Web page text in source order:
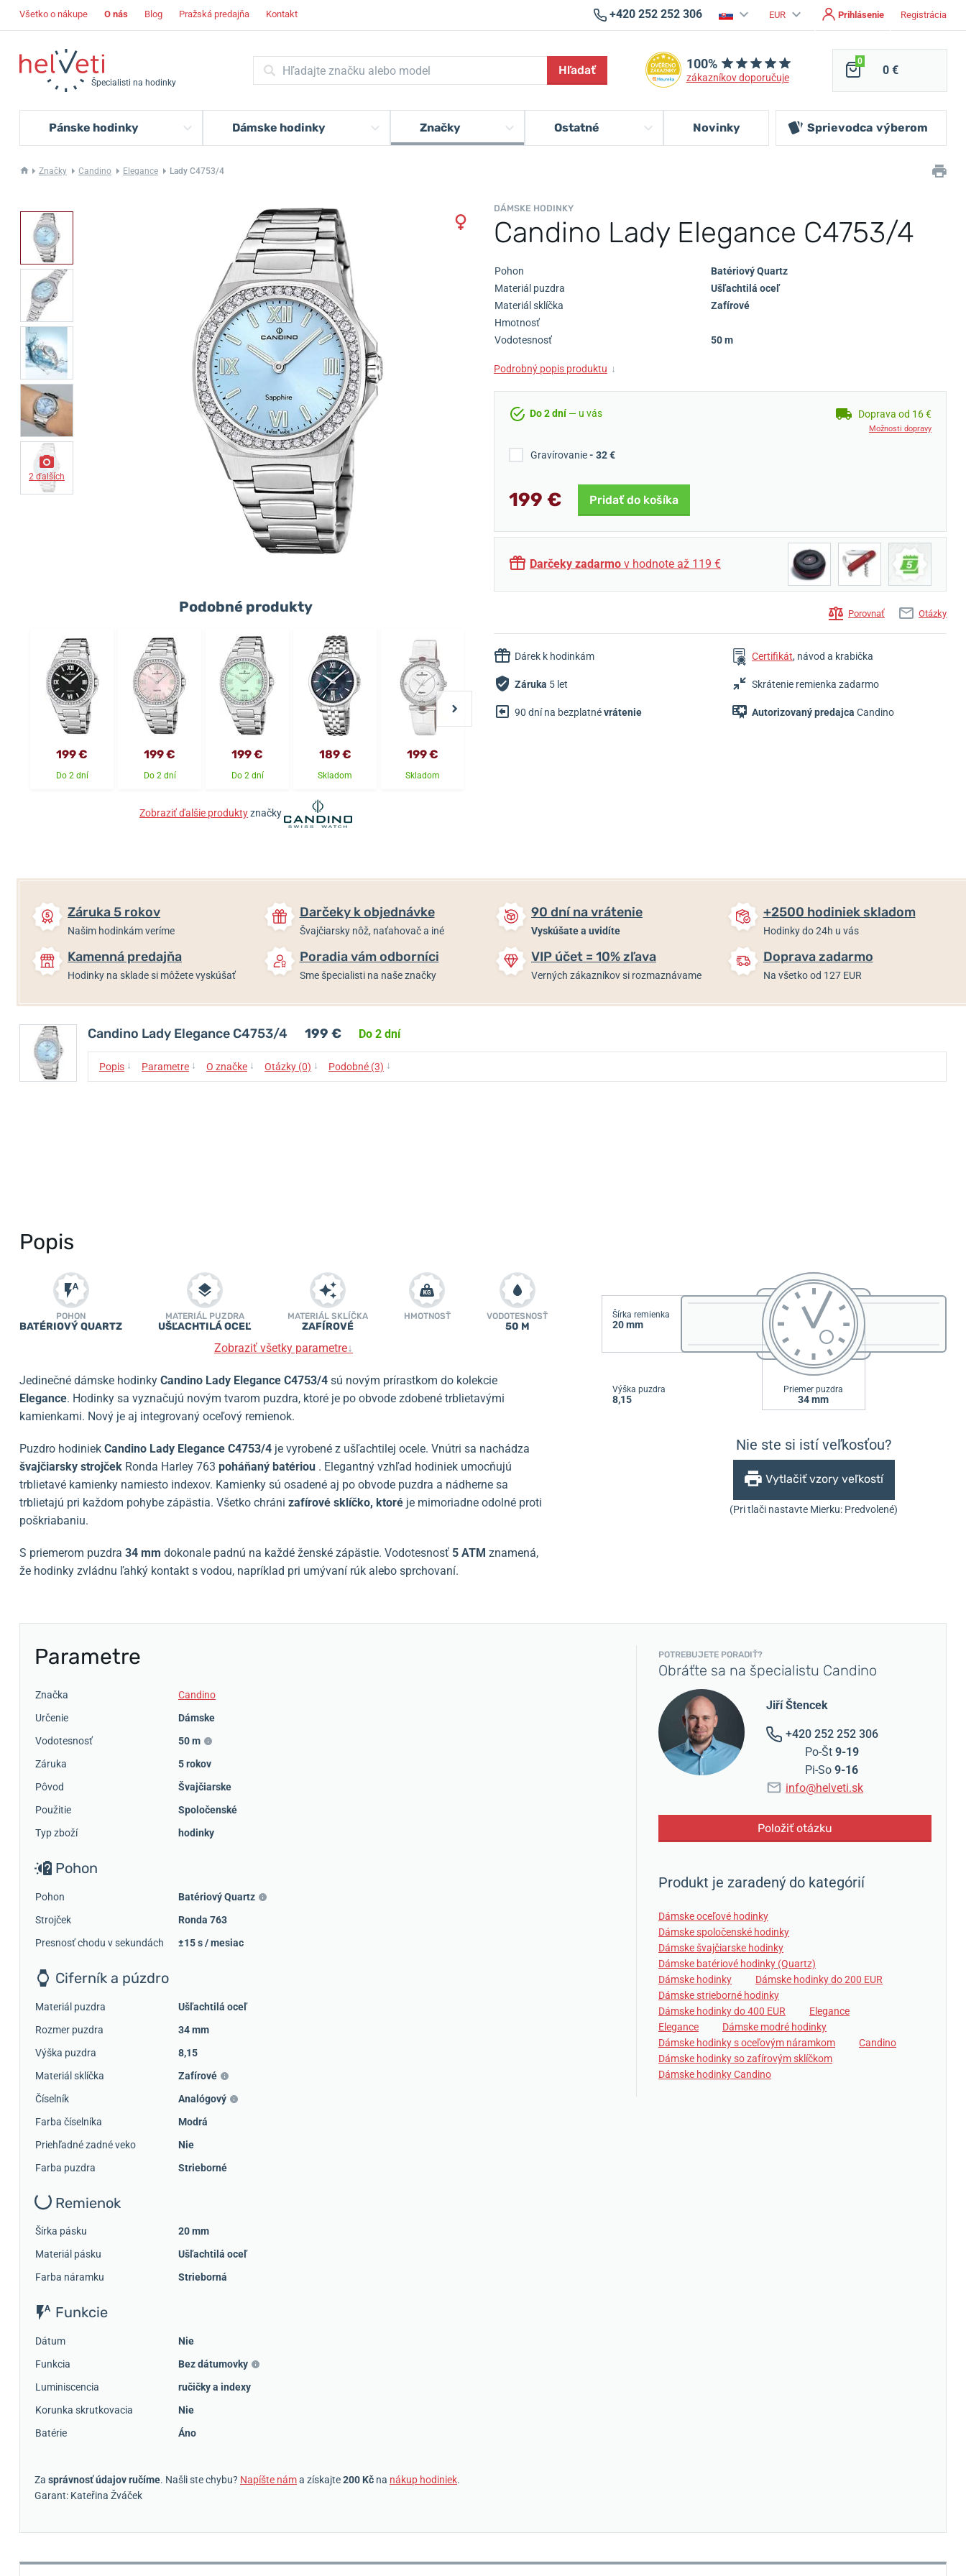
Všetko o nákupe O nás Blog Pražská predajňa Kontakt +420 252 252 306 EUR Prihlásenie Registrácia
Špecialisti na hodinky
Hľadať 100%
zákazníkov doporučuje
0
0 €
Pánske hodinky Dámske hodinky Značky Ostatné Novinky Sprievodca výberom
Značky Candino Elegance Lady C4753/4
DÁMSKE HODINKY
Candino Lady Elegance C4753/4
2 ďalších
Pohon
Batériový Quartz
Materiál puzdra
Ušľachtilá oceľ
Materiál sklíčka
Zafírové
Hmotnosť
Vodotesnosť
50 m
Podrobný popis produktu ↓
Do 2 dní— u vás Doprava od 16 €
Možnosti dopravy
Gravírovanie- 32 €
199 € Pridať do košíka
Darčeky zadarmo v hodnote až 119 €
Porovnať Otázky
Dárek k hodinkám Certifikát, návod a krabička
Záruka 5 let Skrátenie remienka zadarmo
90 dní na bezplatnévrátenie Autorizovaný predajca Candino
Podobné produkty
199 €
Do 2 dní
199 €
Do 2 dní
199 €
Do 2 dní
189 €
Skladom
199 €
Skladom
Zobraziť ďalšie produktyznačky
Záruka 5 rokov
Našim hodinkám veríme
Darčeky k objednávke
Švajčiarsky nôž, naťahovač a iné
90 dní na vrátenie
Vyskúšate a uvidíte
+2500 hodiniek skladom
Hodinky do 24h u vás
Kamenná predajňa
Hodinky na sklade si môžete vyskúšať
Poradia vám odborníci
Sme špecialisti na naše značky
VIP účet = 10% zľava
Verných zákazníkov si rozmaznávame
Doprava zadarmo
Na všetko od 127 EUR
Candino Lady Elegance C4753/4 199 € Do 2 dní
Popis ↓ Parametre ↓ O značke ↓ Otázky (0) ↓ Podobné (3) ↓
Popis
POHON
BATÉRIOVÝ QUARTZ
MATERIÁL PUZDRA
UŠĽACHTILÁ OCEĽ
MATERIÁL SKLÍČKA
ZAFÍROVÉ
HMOTNOSŤ VODOTESNOSŤ
50 M
Zobraziť všetky parametre↓
Jedinečné dámske hodinky Candino Lady Elegance C4753/4 sú novým prírastkom do kolekcie
Elegance. Hodinky sa vyznačujú novým tvarom puzdra, ktoré je po obvode zdobené trblietavými
kamienkami. Nový je aj integrovaný oceľový remienok.
Puzdro hodiniek Candino Lady Elegance C4753/4 je vyrobené z ušľachtilej ocele. Vnútri sa nachádza
švajčiarsky strojček Ronda Harley 763 poháňaný batériou . Elegantný vzhľad hodiniek umocňujú
trblietavé kamienky namiesto indexov. Kamienky sú osadené aj po obvode puzdra a nádherne sa
trblietajú pri každom pohybe zápästia. Všetko chráni zafírové sklíčko, ktoré je mimoriadne odolné proti
poškriabaniu.
S priemerom puzdra 34 mm dokonale padnú na každé ženské zápästie. Vodotesnosť 5 ATM znamená,
že hodinky zvládnu ľahký kontakt s vodou, napríklad pri umývaní rúk alebo sprchovaní.
Šírka remienka
20 mm
Výška puzdra
8,15
Priemer puzdra
34 mm
Nie ste si istí veľkosťou?
Vytlačiť vzory veľkostí
(Pri tlači nastavte Mierku: Predvolené)
Parametre
Značka
Candino
Určenie
Dámske
Vodotesnosť
50 m
Záruka
5 rokov
Pôvod
Švajčiarske
Použitie
Spoločenské
Typ zboží
hodinky
Pohon
Pohon
Batériový Quartz
Strojček
Ronda 763
Presnosť chodu v sekundách
±15 s / mesiac
Ciferník a púzdro
Materiál puzdra
Ušľachtilá oceľ
Rozmer puzdra
34 mm
Výška puzdra
8,15
Materiál sklíčka
Zafírové
Číselník
Analógový
Farba číselníka
Modrá
Priehľadné zadné veko
Nie
Farba puzdra
Strieborné
Remienok
Šírka pásku
20 mm
Materiál pásku
Ušľachtilá oceľ
Farba náramku
Strieborná
Funkcie
Dátum
Nie
Funkcia
Bez dátumovky
Luminiscencia
ručičky a indexy
Korunka skrutkovacia
Nie
Batérie
Áno
Za správnosť údajov ručíme. Našli ste chybu? Napíšte náma získajte200 Kč na nákup hodiniek.
Garant: Kateřina Žváček
POTREBUJETE PORADIŤ?
Obráťte sa na špecialistu Candino
Jiří Štencek
+420 252 252 306
Po-Št 9-19
Pi-So 9-16
info@helveti.sk
Položiť otázku
Produkt je zaradený do kategórií
Dámske oceľové hodinky
Dámske spoločenské hodinky
Dámske švajčiarske hodinky
Dámske batériové hodinky (Quartz)
Dámske hodinky
Dámske hodinky do 200 EUR
Dámske strieborné hodinky
Dámske hodinky do 400 EUR
Elegance
Elegance
Dámske modré hodinky
Dámske hodinky s oceľovým náramkom
Candino
Dámske hodinky so zafírovým sklíčkom
Dámske hodinky Candino